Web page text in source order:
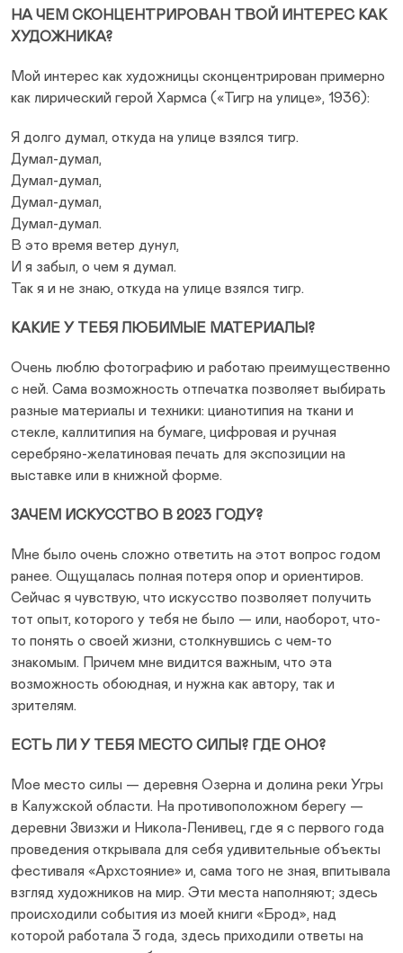
НА ЧЕМ СКОНЦЕНТРИРОВАН ТВОЙ ИНТЕРЕС КАК
ХУДОЖНИКА?
Мой интерес как художницы сконцентрирован примерно
как лирический герой Хармса («Тигр на улице», 1936):
Я долго думал, откуда на улице взялся тигр.
Думал-думал,
Думал-думал,
Думал-думал,
Думал-думал.
В это время ветер дунул,
И я забыл, о чем я думал.
Так я и не знаю, откуда на улице взялся тигр.
КАКИЕ У ТЕБЯ ЛЮБИМЫЕ МАТЕРИАЛЫ?
Очень люблю фотографию и работаю преимущественно
с ней. Сама возможность отпечатка позволяет выбирать
разные материалы и техники: цианотипия на ткани и
стекле, каллитипия на бумаге, цифровая и ручная
серебряно-желатиновая печать для экспозиции на
выставке или в книжной форме.
ЗАЧЕМ ИСКУССТВО В 2023 ГОДУ?
Мне было очень сложно ответить на этот вопрос годом
ранее. Ощущалась полная потеря опор и ориентиров.
Сейчас я чувствую, что искусство позволяет получить
тот опыт, которого у тебя не было — или, наоборот, что-
то понять о своей жизни, столкнувшись с чем-то
знакомым. Причем мне видится важным, что эта
возможность обоюдная, и нужна как автору, так и
зрителям.
ЕСТЬ ЛИ У ТЕБЯ МЕСТО СИЛЫ? ГДЕ ОНО?
Мое место силы — деревня Озерна и долина реки Угры
в Калужской области. На противоположном берегу —
деревни Звизжи и Никола-Ленивец, где я с первого года
проведения открывала для себя удивительные объекты
фестиваля «Архстояние» и, сама того не зная, впитывала
взгляд художников на мир. Эти места наполняют; здесь
происходили события из моей книги «Брод», над
которой работала 3 года, здесь приходили ответы на